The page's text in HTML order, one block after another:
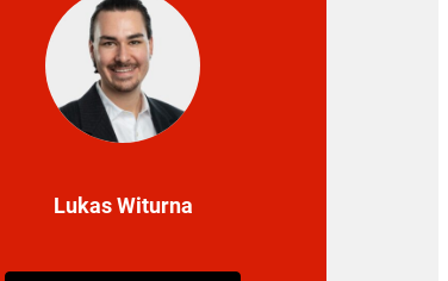
Lukas Witurna